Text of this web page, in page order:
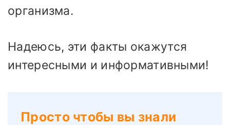
организма.
Надеюсь, эти факты окажутся
интересными и информативными!
Просто чтобы вы знали